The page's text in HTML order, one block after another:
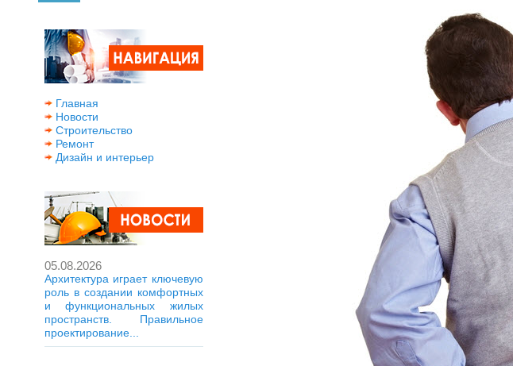
Главная
Новости
Строительство
Ремонт
Дизайн и интерьер
05.08.2026
Архитектура играет ключевую
роль в создании комфортных
и функциональных жилых
пространств. Правильное
проектирование...